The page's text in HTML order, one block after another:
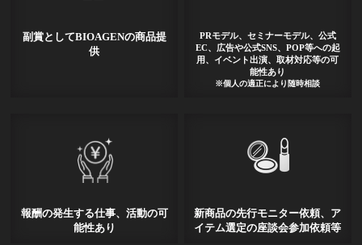
副賞としてBIOAGENの商品提
供
PRモデル、セミナーモデル、公式
EC、広告や公式SNS、POP等への起
用、イベント出演、取材対応等の可
能性あり
※個人の適正により随時相談
報酬の発生する仕事、活動の可
能性あり
新商品の先行モニター依頼、ア
イテム選定の座談会参加依頼等